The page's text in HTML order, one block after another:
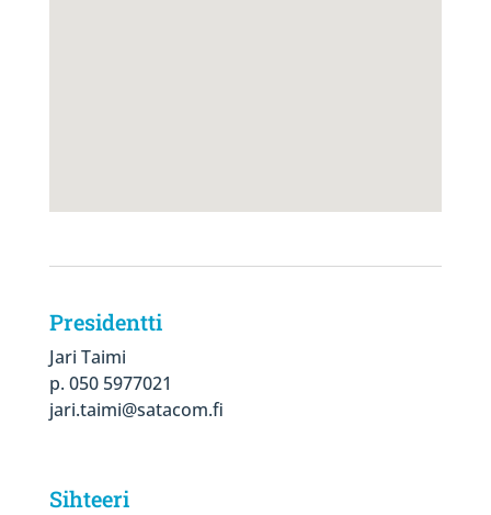
Presidentti
Jari Taimi
p. 050 5977021
jari.taimi@satacom.fi
Sihteeri